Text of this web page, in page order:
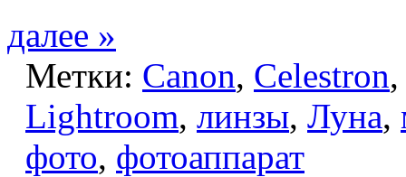
далее »
Метки: Canon, Celestron
Lightroom, линзы, Луна,
фото, фотоаппарат